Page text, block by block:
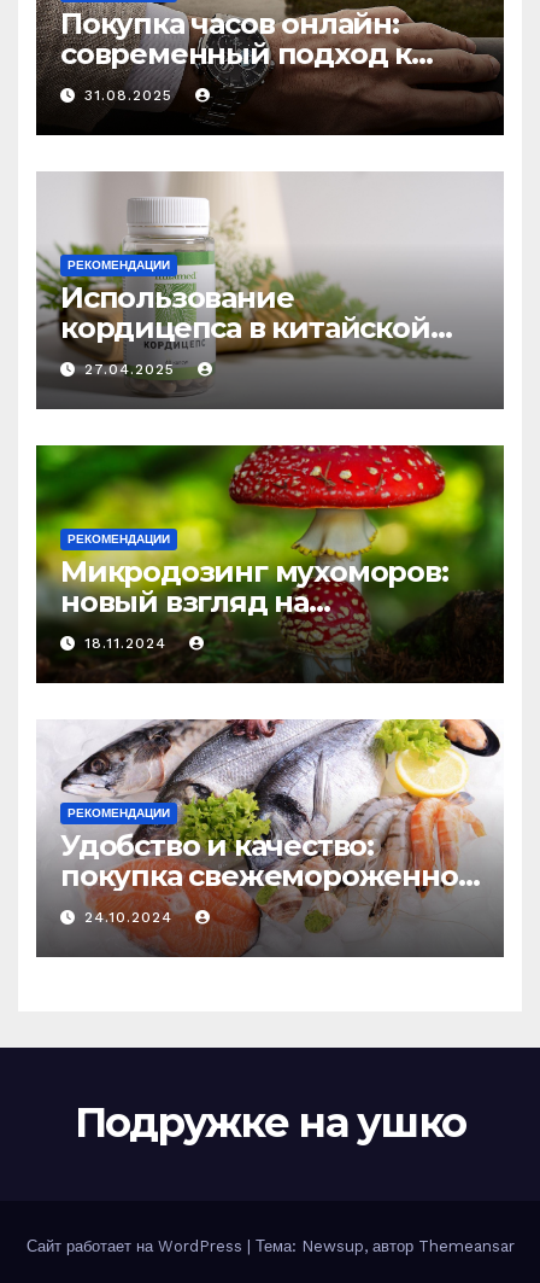
Покупка часов онлайн:
современный подход к
выбору аксессуаров
31.08.2025
РЕКОМЕНДАЦИИ
Использование
кордицепса в китайской
медицине: природное
средство против усталости
и истощения
27.04.2025
РЕКОМЕНДАЦИИ
Микродозинг мухоморов:
новый взгляд на
психоделику
18.11.2024
РЕКОМЕНДАЦИИ
Удобство и качество:
покупка свежемороженной
рыбы онлайн
24.10.2024
Подружке на ушко
Сайт работает на WordPress Тема: Newsup, автор Themeansar